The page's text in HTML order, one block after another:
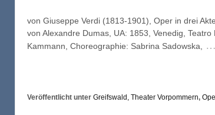
von Giuseppe Verdi (1813-1901), Oper in drei
von Alexandre Dumas, UA: 1853, Venedig,
Kammann, Choreographie: Sabrina Sadowska,
…
Veröffentlicht unter Greifswald, Theater Vorpommern,